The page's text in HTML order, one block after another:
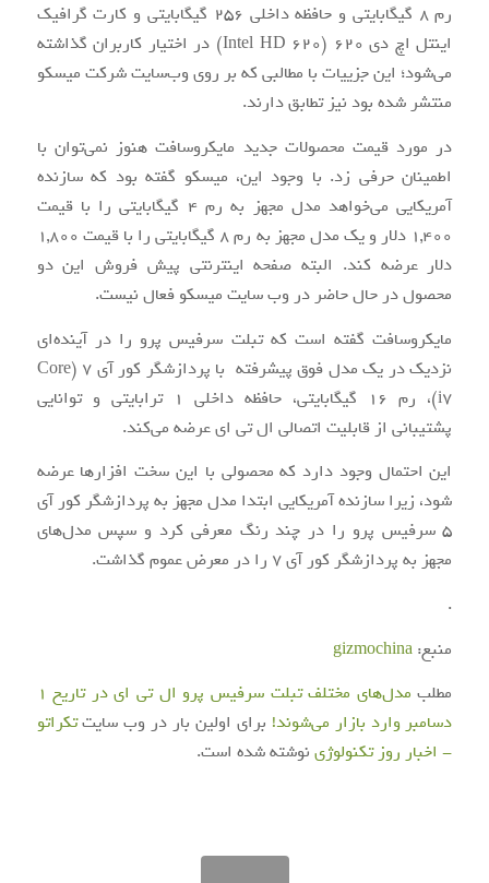
رم ۸ گیگابایتی و حافظه داخلی ۲۵۶ گیگابایتی و کارت گرافیک
اینتل اچ دی ۶۲۰ (Intel HD 620) در اختیار کاربران گذاشته
می‌شود؛ این جزییات با مطالبی که بر روی وب‌سایت شرکت میسکو
منتشر شده بود نیز تطابق دارند.
در مورد قیمت محصولات جدید مایکروسافت هنوز نمی‌توان با
اطمینان حرفی زد. با وجود این، میسکو گفته بود که سازنده
آمریکایی می‌خواهد مدل مجهز به رم ۴ گیگابایتی را با قیمت
۱,۴۰۰ دلار و یک مدل مجهز به رم ۸ گیگابایتی را با قیمت ۱,۸۰۰
دلار عرضه کند. البته صفحه اینترنتی پیش فروش این دو
محصول در حال حاضر در وب سایت میسکو فعال نیست.
مایکروسافت گفته است که تبلت سرفیس پرو را در آینده‌ای
نزدیک در یک مدل فوق پیشرفته با پردازشگر کور آی ۷ (Core
i7)، رم ۱۶ گیگابایتی، حافظه داخلی ۱ ترابایتی و توانایی
پشتیبانی از قابلیت اتصالی ال تی ای عرضه می‌کند.
این احتمال وجود دارد که محصولی با این سخت افزارها عرضه
شود، زیرا سازنده آمریکایی ابتدا مدل مجهز به پردازشگر کور آی
۵ سرفیس پرو را در چند رنگ معرفی کرد و سپس مدل‌های
مجهز به پردازشگر کور آی ۷ را در معرض عموم گذاشت.
.
منبع: gizmochina
مطلب
مدل‌های مختلف تبلت سرفیس پرو ال تی ای در تاریخ ۱
دسامبر وارد بازار می‌شوند! برای اولین بار در وب سایتتکراتو
- اخبار روز تکنولوژینوشته شده است.